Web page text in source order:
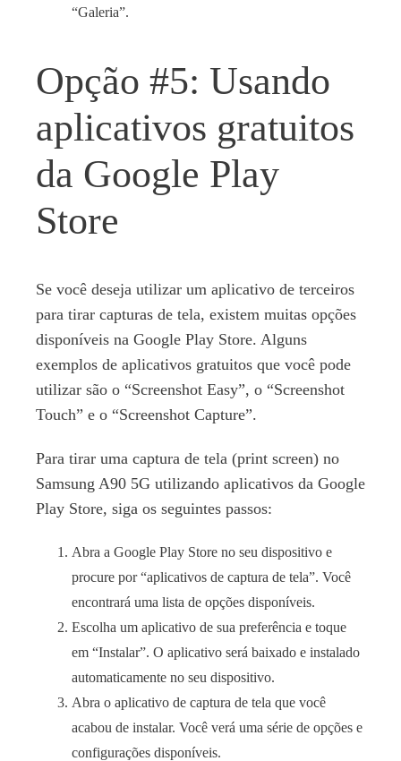
“Galeria”.
Opção #5: Usando
aplicativos gratuitos
da Google Play
Store
Se você deseja utilizar um aplicativo de terceiros
para tirar capturas de tela, existem muitas opções
disponíveis na Google Play Store. Alguns
exemplos de aplicativos gratuitos que você pode
utilizar são o “Screenshot Easy”, o “Screenshot
Touch” e o “Screenshot Capture”.
Para tirar uma captura de tela (print screen) no
Samsung A90 5G utilizando aplicativos da Google
Play Store, siga os seguintes passos:
Abra a Google Play Store no seu dispositivo e
procure por “aplicativos de captura de tela”. Você
encontrará uma lista de opções disponíveis.
Escolha um aplicativo de sua preferência e toque
em “Instalar”. O aplicativo será baixado e instalado
automaticamente no seu dispositivo.
Abra o aplicativo de captura de tela que você
acabou de instalar. Você verá uma série de opções e
configurações disponíveis.